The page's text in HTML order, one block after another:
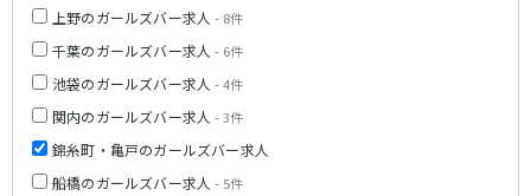
上野のガールズバー求人- 8件
千葉のガールズバー求人- 6件
池袋のガールズバー求人- 4件
関内のガールズバー求人- 3件
錦糸町・亀戸のガールズバー求人
船橋のガールズバー求人- 5件
茨城県南
神栖・鹿嶋
北茨城
群馬県
高崎
前橋・伊勢崎
JR京浜東北線
上野駅
川崎駅
赤羽駅
横浜駅
蒲田駅